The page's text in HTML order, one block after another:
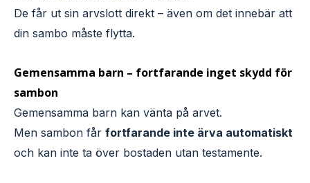
De får ut sin arvslott direkt – även om det innebär att
din sambo måste flytta.
Gemensamma barn – fortfarande inget skydd för
sambon
Gemensamma barn kan vänta på arvet.
Men sambon får fortfarande inte ärva automatiskt
och kan inte ta över bostaden utan testamente.